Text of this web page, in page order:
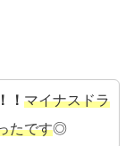
！ マイナスドラ
たです◎